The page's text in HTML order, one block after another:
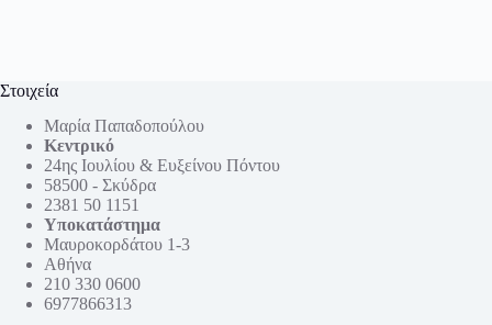
Στοιχεία
Μαρία Παπαδοπούλου
Κεντρικό
24ης Ιουλίου & Ευξείνου Πόντου
58500 - Σκύδρα
2381 50 1151
Υποκατάστημα
Μαυροκορδάτου 1-3
Αθήνα
210 330 0600
6977866313